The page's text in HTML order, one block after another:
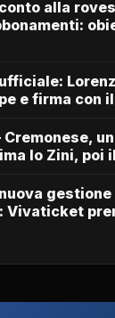
alla
e firma con
Cremonese,
lo Zini, poi
Vivaticket